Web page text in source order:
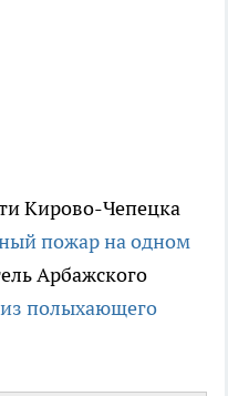
Кирово-Чепецка
пожар на одном
Арбажского
полыхающего